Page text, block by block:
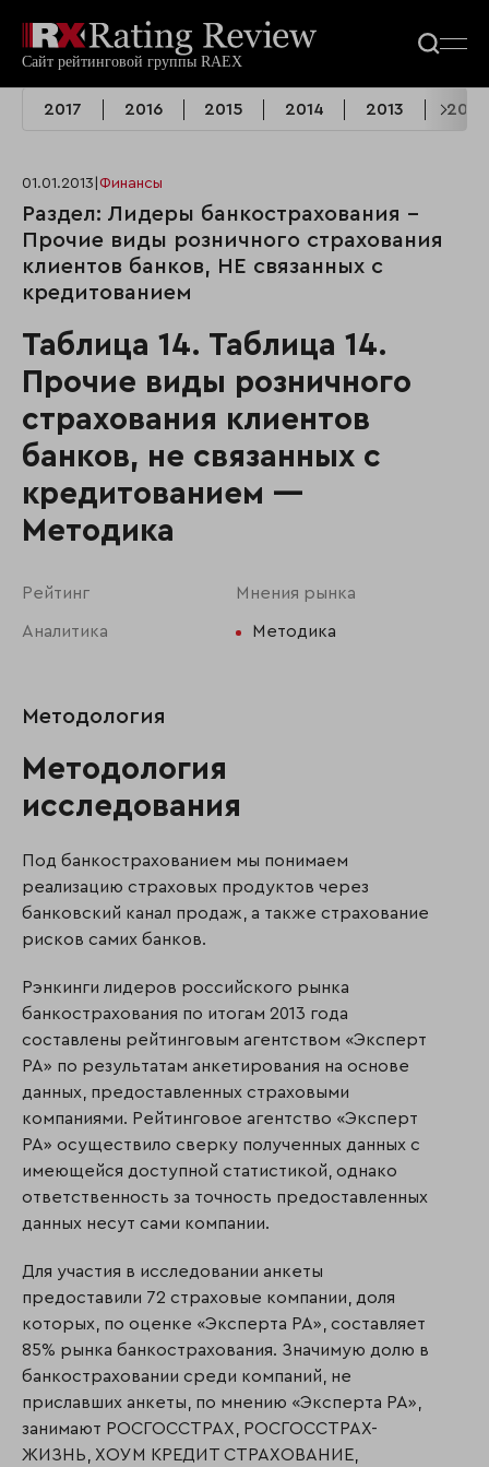
2017 2016 2015 2014 2013 2012
01.01.2013 Финансы
Раздел: Лидеры банкострахования -
Прочие виды розничного страхования
клиентов банков, НЕ связанных с
кредитованием
Таблица 14. Таблица 14.
Прочие виды розничного
страхования клиентов
банков, не связанных с
кредитованием —
Методика
Рейтинг Мнения рынка
Аналитика Методика
Методология
Методология
исследования
Под банкострахованием мы понимаем
реализацию страховых продуктов через
банковский канал продаж, а также страхование
рисков самих банков.
Рэнкинги лидеров российского рынка
банкострахования по итогам 2013 года
составлены рейтинговым агентством «Эксперт
РА» по результатам анкетирования на основе
данных, предоставленных страховыми
компаниями. Рейтинговое агентство «Эксперт
РА» осуществило сверку полученных данных с
имеющейся доступной статистикой, однако
ответственность за точность предоставленных
данных несут сами компании.
Для участия в исследовании анкеты
предоставили 72 страховые компании, доля
которых, по оценке «Эксперта РА», составляет
85% рынка банкострахования. Значимую долю в
банкостраховании среди компаний, не
приславших анкеты, по мнению «Эксперта РА»,
занимают РОСГОССТРАХ, РОСГОССТРАХ-
ЖИЗНЬ, ХОУМ КРЕДИТ СТРАХОВАНИЕ,